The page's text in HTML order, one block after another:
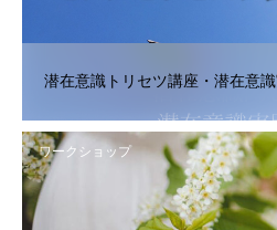
潜在意識トリセツ講座・潜在意
ワークショップ